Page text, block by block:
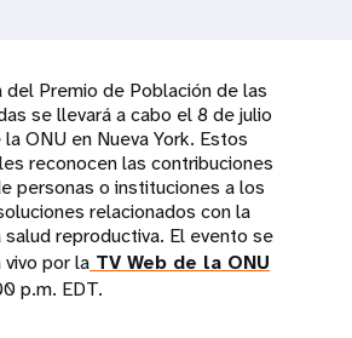
del Premio de Población de las
se llevará a cabo el 8 de julio
ONU en Nueva York. Estos
reconocen las contribuciones
personas o instituciones a los
relacionados con la
salud reproductiva. El evento se
por la TV Web de la ONU
p.m. EDT.